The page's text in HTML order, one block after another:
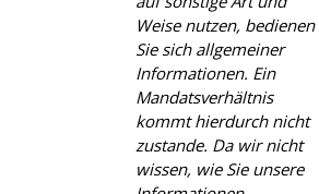
Weise nutzen, bedienen
Sie sich allgemeiner
Informationen. Ein
Mandatsverhältnis
kommt hierdurch nicht
zustande. Da wir nicht
wissen, wie Sie unsere